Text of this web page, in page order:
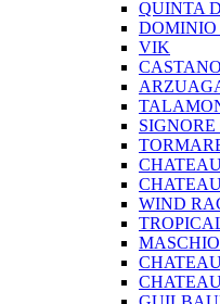
QUINTA
DOMINIO
VIK
CASTANO
SIGNORE
WIND